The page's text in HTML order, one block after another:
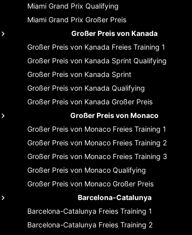
Miami Grand Prix Qualifying
Miami Grand Prix Großer Preis
Großer Preis von Kanada
Großer Preis von Kanada Freies Training 1
Großer Preis von Kanada Sprint Qualifying
Großer Preis von Kanada Sprint
Großer Preis von Kanada Qualifying
Großer Preis von Kanada Großer Preis
Großer Preis von Monaco
Großer Preis von Monaco Freies Training 1
Großer Preis von Monaco Freies Training 2
Großer Preis von Monaco Freies Training 3
Großer Preis von Monaco Qualifying
Großer Preis von Monaco Großer Preis
Barcelona-Catalunya
Barcelona-Catalunya Freies Training 1
Barcelona-Catalunya Freies Training 2